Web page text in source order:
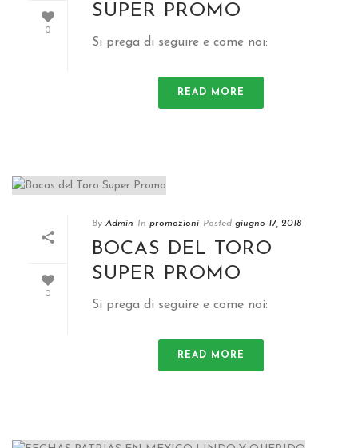
0
SUPER PROMO
Si prega di seguire e come noi:
READ MORE
0
By Admin In promozioni Posted giugno 17, 2018
BOCAS DEL TORO
SUPER PROMO
Si prega di seguire e come noi:
READ MORE